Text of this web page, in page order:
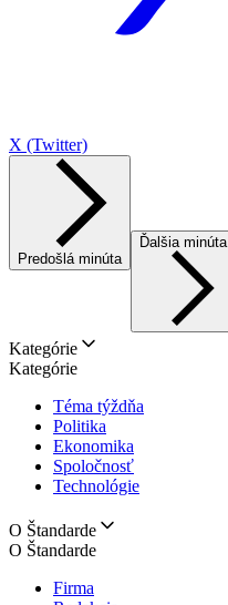
X (Twitter)
Predošlá minúta
Ďalšia minúta
Kategórie
Kategórie
Téma týždňa
Politika
Ekonomika
Spoločnosť
Technológie
O Štandarde
O Štandarde
Firma